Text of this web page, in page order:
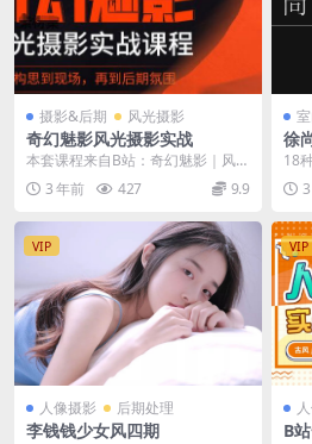
摄影&后期 风光摄影
奇幻魅影风光摄影实战
本套课程来自B站：奇幻魅影｜风光
摄影实战课程。 本套课程文件总计
23G，文章底部...
3 年前 427 9.9
徐
18
络
课
VIP
人像摄影 后期处理
李钱钱少女风四期
VIP
B